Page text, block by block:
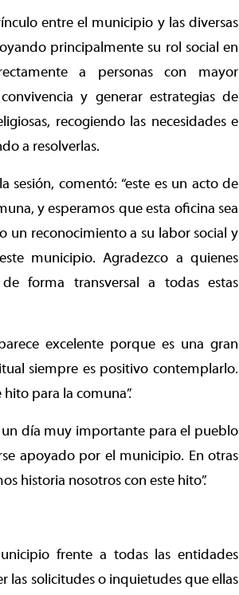
entre el municipio y las diversas
principalmente su rol social en
a personas con mayor
y generar estrategias de
recogiendo las necesidades e
a resolverlas.
sesión, comentó: “este es un acto de
y esperamos que esta oficina sea
un reconocimiento a su labor social y
municipio. Agradezco a quienes
forma transversal a todas estas
excelente porque es una gran
siempre es positivo contemplarlo.
para la comuna”.
un día muy importante para el pueblo
apoyado por el municipio. En otras
historia nosotros con este hito”.
frente a todas las entidades
las solicitudes o inquietudes que ellas